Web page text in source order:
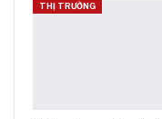
THỊ TRƯỜNG